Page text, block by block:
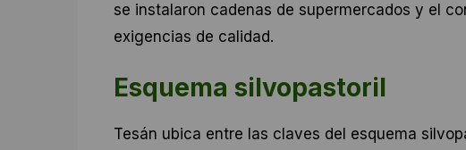
se instalaron cadenas de supermercados y el
exigencias de calidad.
Esquema silvopastoril
Tesán ubica entre las claves del esquema